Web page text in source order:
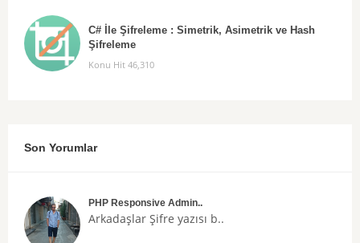
C# İle Şifreleme : Simetrik, Asimetrik ve Hash
Şifreleme
Konu Hit 46,310
Son Yorumlar
PHP Responsive Admin..
Arkadaşlar Şifre yazısı b..